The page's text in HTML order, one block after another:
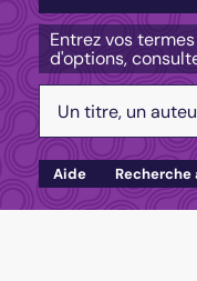
Entrez vos
d'options,
Aide Recherche